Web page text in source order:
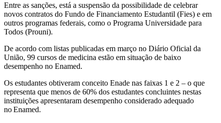
Entre as sanções, está a suspensão da possibilidade de celebrar
novos contratos do Fundo de Financiamento Estudantil (Fies) e em
outros programas federais, como o Programa Universidade para
Todos (Prouni).
De acordo com listas publicadas em março no Diário Oficial da
União, 99 cursos de medicina estão em situação de baixo
desempenho no Enamed.
Os estudantes obtiveram conceito Enade nas faixas 1 e 2 – o que
representa que menos de 60% dos estudantes concluintes nestas
instituições apresentaram desempenho considerado adequado
no Enamed.